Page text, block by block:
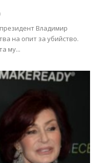
Владимир
на опит за убийство.
му...